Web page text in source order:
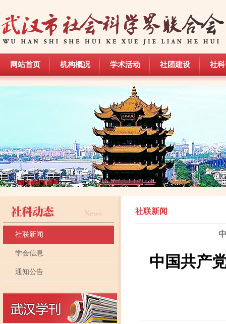
网站首页
网站首页
机构概况
机构概况
学术活动
学术活动
社团建设
社团建设
社
社联新闻
学会信息
通知公告
社联新闻
中国共产